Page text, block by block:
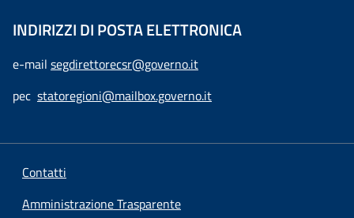
INDIRIZZI DI POSTA ELETTRONICA
e-mail segdirettorecsr@governo.it
pec statoregioni@mailbox.governo.it
Contatti
Amministrazione Trasparente